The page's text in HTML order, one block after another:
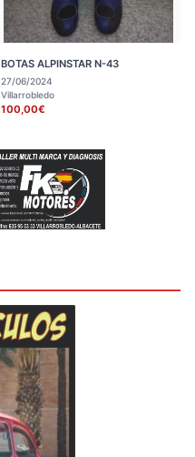
BOTAS ALPINSTAR N-43
27/06/2024
Villarrobledo
100,00€